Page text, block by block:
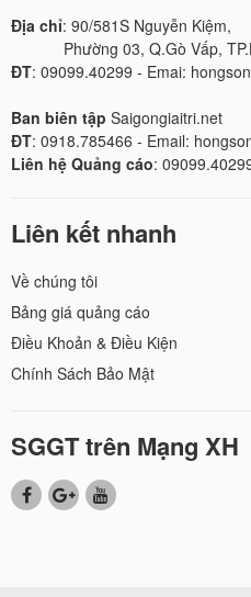
Địa chỉ: 90/581S Nguyễn Kiệm,
Phường 03, Q.Gò Vấp,
ĐT: 09099.40299 - Emai:
Ban biên tập Saigongiaitri.net
ĐT: 0918.785466 - Email:
Liên hệ Quảng cáo:
Liên kết nhanh
Về chúng tôi
Bảng giá quảng cáo
Điều Khoản & Điều Kiện
Chính Sách Bảo Mật
SGGT trên Mạng XH